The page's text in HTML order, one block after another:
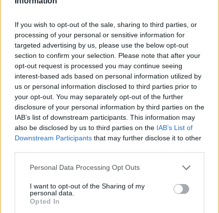
If you wish to opt-out of the sale, sharing to third parties, or
processing of your personal or sensitive information for
targeted advertising by us, please use the below opt-out
section to confirm your selection. Please note that after your
opt-out request is processed you may continue seeing
interest-based ads based on personal information utilized by
us or personal information disclosed to third parties prior to
your opt-out. You may separately opt-out of the further
disclosure of your personal information by third parties on the
IAB’s list of downstream participants. This information may
also be disclosed by us to third parties on the IAB’s List of
Downstream Participants that may further disclose it to other
Personal Data Processing Opt Outs
I want to opt-out of the Sharing of my
personal data.
Opted In
ESG Report 2025: Πώς η ΑΒ Βασιλόπουλος μετατρέπει τη
βιωσιμότητα σε καθημερινή πράξη
ΠΕΡΙΣΣΌΤΕΡΑ ΣΕ ΑΥΤΉ ΤΗΝ ΚΑΤΗΓΟΡΊΑ
Ο στρατός των ΗΠΑ
έπληξε δυο εγκαταστάσεις
των Φρουρών της
Πρωθυπουργός της Κίνας,